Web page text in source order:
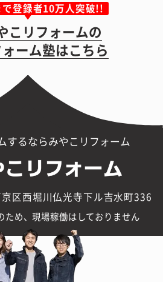
で登録者10万人突破!!
こリフォームの
ォーム塾はこちら
するならみやこリフォーム
区西堀川仏光寺下ル吉水町336
ため、現場稼働はしておりません